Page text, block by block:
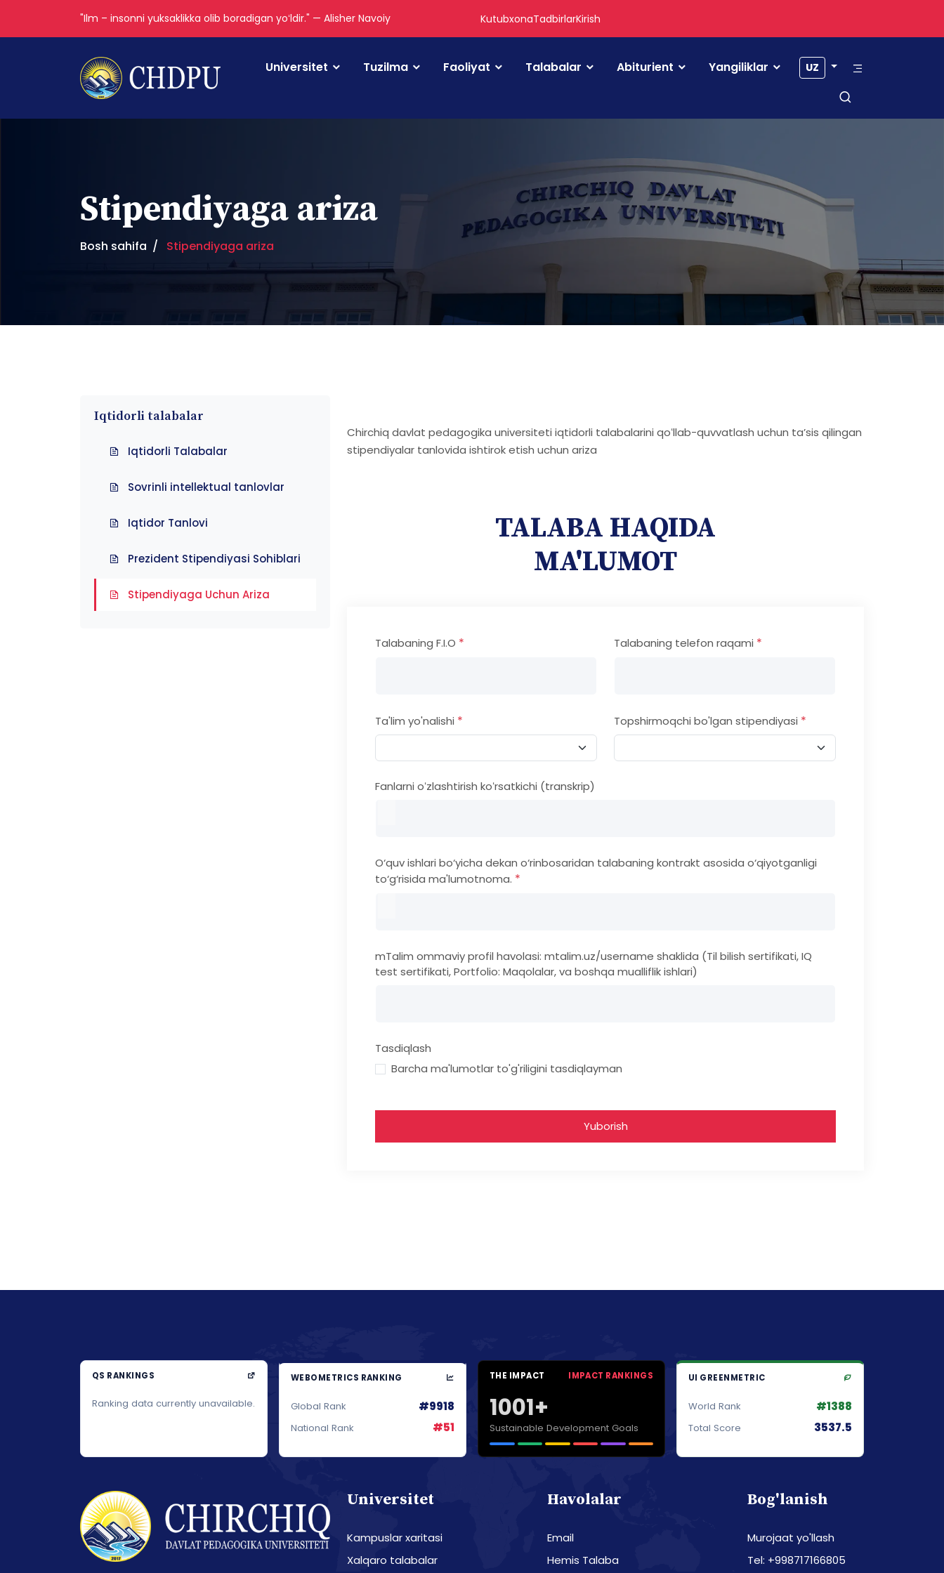
"Ilm – insonni yuksaklikka olib boradigan yoʻldir." — Alisher Navoiy KutubxonaTadbirlarKirish
Universitet Tuzilma Faoliyat Talabalar Abiturient Yangiliklar UZ
Stipendiyaga ariza
Bosh sahifa Stipendiyaga ariza
Iqtidorli talabalar
Iqtidorli Talabalar
Sovrinli intellektual tanlovlar
Iqtidor Tanlovi
Prezident Stipendiyasi Sohiblari
Stipendiyaga Uchun Ariza
Chirchiq davlat pedagogika universiteti iqtidorli talabalarini qoʻllab-quvvatlash uchun taʼsis qilingan
stipendiyalar tanlovida ishtirok etish uchun ariza
TALABA HAQIDA
MA'LUMOT
Talabaning F.I.O * Talabaning telefon raqami *
Ta'lim yo'nalishi * Topshirmoqchi bo'lgan stipendiyasi *
Fanlarni oʻzlashtirish koʻrsatkichi (transkrip)
O‘quv ishlari bo‘yicha dekan o‘rinbosaridan talabaning kontrakt asosida o‘qiyotganligi
to‘g‘risida ma'lumotnoma. *
mTalim ommaviy profil havolasi: mtalim.uz/username shaklida (Til bilish sertifikati, IQ
test sertifikati, Portfolio: Maqolalar, va boshqa mualliflik ishlari)
Tasdiqlash
Barcha ma'lumotlar to'g'riligini tasdiqlayman
Yuborish
QS RANKINGS
Ranking data currently unavailable.
WEBOMETRICS RANKING
Global Rank #9918
National Rank #51
THE IMPACT IMPACT RANKINGS
1001+
Sustainable Development Goals
UI GREENMETRIC
World Rank #1388
Total Score 3537.5
Universitet
Kampuslar xaritasi
Xalqaro talabalar
Havolalar
Email
Hemis Talaba
Bog'lanish
Murojaat yo'llash
Tel: +998717166805